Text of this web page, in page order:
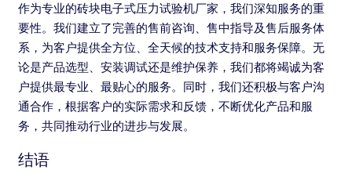
作为专业的砖块电子式压力试验机厂家，我们深知服务的重
要性。我们建立了完善的售前咨询、售中指导及售后服务体
系，为客户提供全方位、全天候的技术支持和服务保障。无
论是产品选型、安装调试还是维护保养，我们都将竭诚为客
户提供最专业、最贴心的服务。同时，我们还积极与客户沟
通合作，根据客户的实际需求和反馈，不断优化产品和服
务，共同推动行业的进步与发展。
结语